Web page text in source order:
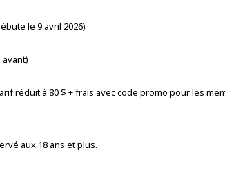
le 9 avril 2026)
avant)
réduit à 80 $ + frais avec code promo pour les
aux 18 ans et plus.